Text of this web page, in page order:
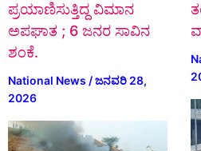
ಪ್ರಯಾಣಿಸುತ್ತಿದ್ದ ವಿಮಾನ
ಅಪಘಾತ ; 6 ಜನರ ಸಾವಿನ
ಶಂಕೆ.
National News /ಜನವರಿ 28,
2026